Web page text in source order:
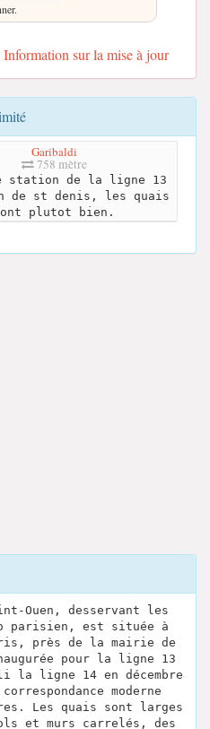
Information sur la mise à jour
Garibaldi
758 mètre
de la ligne 13
de st denis, les quais
plutot bien.
Ouen, desservant les
parisien, est située à
près de la mairie de
pour la ligne 13
la ligne 14 en décembre
moderne
Les quais sont larges
et murs carrelés, des